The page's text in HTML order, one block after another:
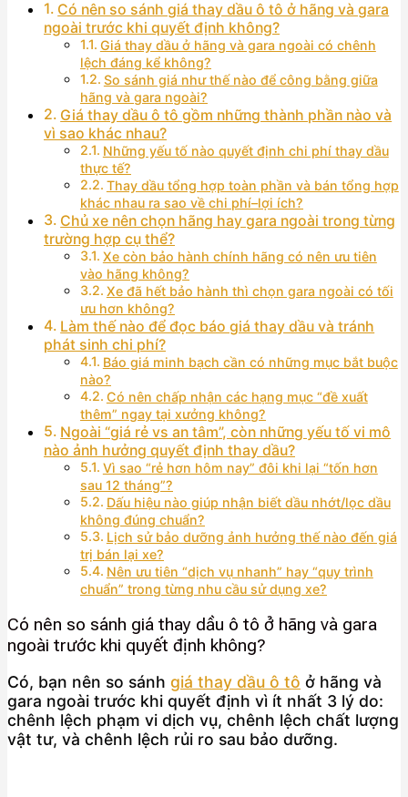
Có nên so sánh giá thay dầu ô tô ở hãng và gara
ngoài trước khi quyết định không?
Giá thay dầu ở hãng và gara ngoài có chênh
lệch đáng kể không?
So sánh giá như thế nào để công bằng giữa
hãng và gara ngoài?
Giá thay dầu ô tô gồm những thành phần nào và
vì sao khác nhau?
Những yếu tố nào quyết định chi phí thay dầu
thực tế?
Thay dầu tổng hợp toàn phần và bán tổng hợp
khác nhau ra sao về chi phí–lợi ích?
Chủ xe nên chọn hãng hay gara ngoài trong từng
trường hợp cụ thể?
Xe còn bảo hành chính hãng có nên ưu tiên
vào hãng không?
Xe đã hết bảo hành thì chọn gara ngoài có tối
ưu hơn không?
Làm thế nào để đọc báo giá thay dầu và tránh
phát sinh chi phí?
Báo giá minh bạch cần có những mục bắt buộc
nào?
Có nên chấp nhận các hạng mục “đề xuất
thêm” ngay tại xưởng không?
Ngoài “giá rẻ vs an tâm”, còn những yếu tố vi mô
nào ảnh hưởng quyết định thay dầu?
Vì sao “rẻ hơn hôm nay” đôi khi lại “tốn hơn
sau 12 tháng”?
Dấu hiệu nào giúp nhận biết dầu nhớt/lọc dầu
không đúng chuẩn?
Lịch sử bảo dưỡng ảnh hưởng thế nào đến giá
trị bán lại xe?
Nên ưu tiên “dịch vụ nhanh” hay “quy trình
chuẩn” trong từng nhu cầu sử dụng xe?
Có nên so sánh giá thay dầu ô tô ở hãng và gara
ngoài trước khi quyết định không?
Có, bạn nên so sánh giá thay dầu ô tô ở hãng và
gara ngoài trước khi quyết định vì ít nhất 3 lý do:
chênh lệch phạm vi dịch vụ, chênh lệch chất lượng
vật tư, và chênh lệch rủi ro sau bảo dưỡng.